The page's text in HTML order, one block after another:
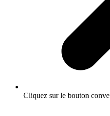
Cliquez sur le bouton